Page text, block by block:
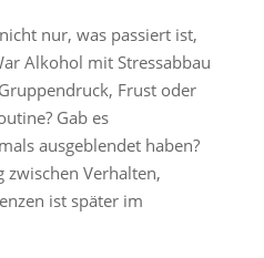
nur, was passiert ist,
Alkohol mit Stressabbau
Frust oder
Gab es
ausgeblendet haben?
zwischen Verhalten,
ist später im